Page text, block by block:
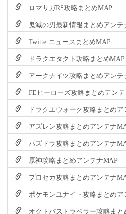
ロマサガRS攻略まとめMAP
鬼滅の刃最新情報まとめアンテ
TwitterニュースまとめMAP
ドラクエタクト攻略まとめMAP
アークナイツ攻略まとめアンテ
FEヒーローズ攻略まとめアン
ドラクエウォーク攻略まとめア
アズレン攻略まとめアンテナ
パズドラ攻略まとめアンテナ
原神攻略まとめアンテナMAP
プロセカ攻略まとめアンテナ
ポケモンユナイト攻略まとめア
オクトパストラベラー攻略まと